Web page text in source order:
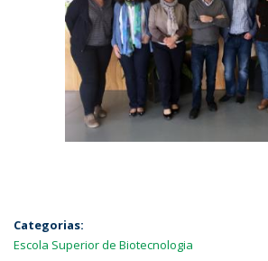
Categorias:
Escola Superior de Biotecnologia